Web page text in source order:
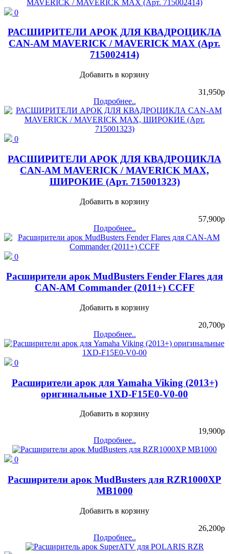
0
РАСШИРИТЕЛИ АРОК ДЛЯ КВАДРОЦИКЛА
CAN-AM MAVERICK / MAVERICK MAX (Арт.
715002414)
Добавить в корзину
31,950p
Подробнее..
0
РАСШИРИТЕЛИ АРОК ДЛЯ КВАДРОЦИКЛА
CAN-AM MAVERICK / MAVERICK MAX,
ШИРОКИЕ (Арт. 715001323)
Добавить в корзину
57,900p
Подробнее..
0
Расширители арок MudBusters Fender Flares для
CAN-AM Commander (2011+) CCFF
Добавить в корзину
20,700p
Подробнее..
0
Расширители арок для Yamaha Viking (2013+)
оригинальные 1XD-F15E0-V0-00
Добавить в корзину
19,900p
Подробнее..
0
Расширители арок MudBusters для RZR1000XP
MB1000
Добавить в корзину
26,200p
Подробнее..